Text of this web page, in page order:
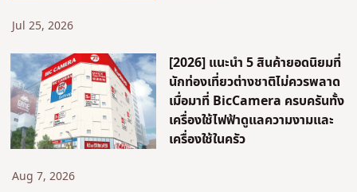
Jul 25, 2026
[2026] แนะนำ 5 สินค้ายอดนิยมที่
นักท่องเที่ยวต่างชาติไม่ควรพลาด
เมื่อมาที่ BicCamera ครบครันทั้ง
เครื่องใช้ไฟฟ้าดูแลความงามและ
เครื่องใช้ในครัว
Aug 7, 2026